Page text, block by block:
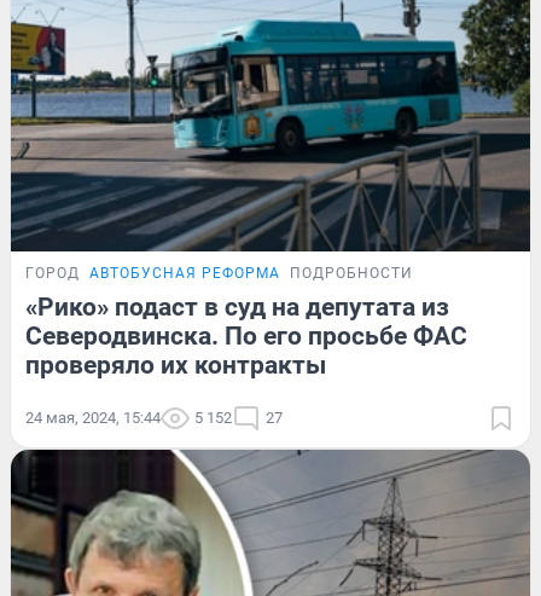
ГОРОД АВТОБУСНАЯ РЕФОРМА ПОДРОБНОСТИ
«Рико» подаст в суд на депутата из
Северодвинска. По его просьбе ФАС
проверяло их контракты
24 мая, 2024, 15:44 5 152 27